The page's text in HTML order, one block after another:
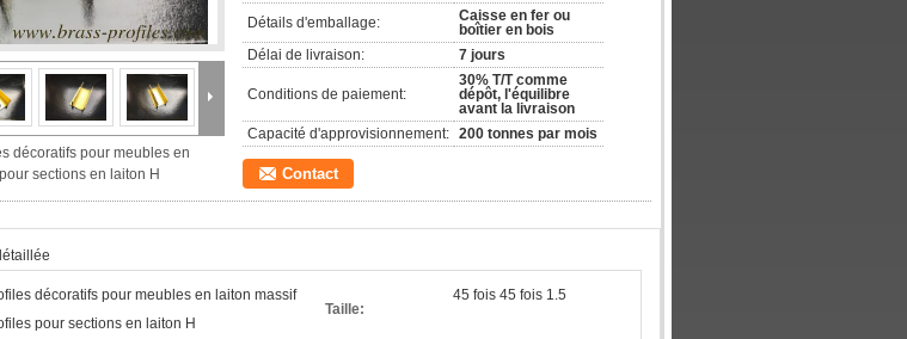
décoratifs pour meubles en
sections en laiton H
Détails d'emballage:
Caisse en fer ou
boîtier en bois
Délai de livraison:
7 jours
Conditions de paiement:
30% T/T comme
dépôt, l'équilibre
avant la livraison
Capacité d'approvisionnement: 200 tonnes par mois
Contact
décoratifs pour meubles en laiton massif
pour sections en laiton H
Taille:
45 fois 45 fois 1.5